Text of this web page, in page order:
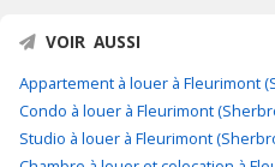
VOIR AUSSI
Appartement à louer à Fleurimont
Condo à louer à Fleurimont
Studio à louer à Fleurimont